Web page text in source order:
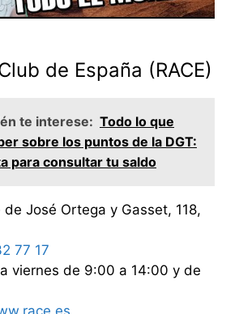
de España (RACE)
te interese: Todo lo que
sobre los puntos de la DGT:
para consultar tu saldo
de José Ortega y Gasset, 118,
77 17
viernes de 9:00 a 14:00 y de